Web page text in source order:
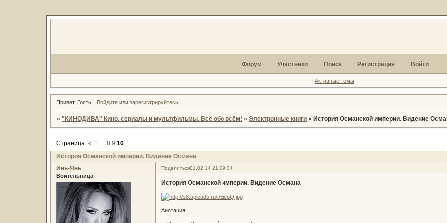
Форум Участники Поиск Регистрация Войти
Активные темы
Привет, Гость! Войдите илизарегистрируйтесь
» "КИНОДИВА" Кино, сериалы и мультфильмы. Всё обо всём! » Электронные книги » История Османской империи. Видение
История Османской империи. Видение Османа
Страница: « 1 … 8 9 10
Поделиться01.02.14 21:09:04
Инь-Янь
Воительница
История Османской империи. Видение Османа
Анотация